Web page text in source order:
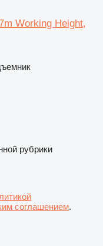
Working Height,
рубрики
соглашением.